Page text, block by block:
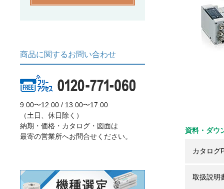
資料・ダウ
カタログ
取扱説明
商品に関するお問い合わせ
9:00〜12:00 / 13:00〜17:00
（土日、休日除く）
納期・価格・カタログ・図面は
最寄の営業所へお問合せください。